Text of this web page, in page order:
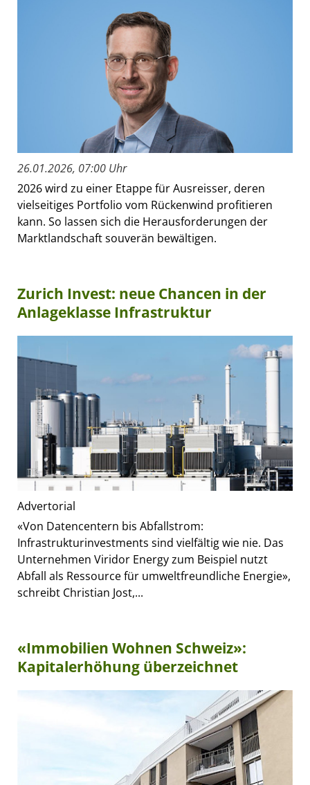
26.01.2026, 07:00 Uhr
2026 wird zu einer Etappe für Ausreisser, deren
vielseitiges Portfolio vom Rückenwind profitieren
kann. So lassen sich die Herausforderungen der
Marktlandschaft souverän bewältigen.
Zurich Invest: neue Chancen in der
Anlageklasse Infrastruktur
Advertorial
«Von Datencentern bis Abfallstrom:
Infrastrukturinvestments sind vielfältig wie nie. Das
Unternehmen Viridor Energy zum Beispiel nutzt
Abfall als Ressource für umweltfreundliche Energie»,
schreibt Christian Jost,...
«Immobilien Wohnen Schweiz»:
Kapitalerhöhung überzeichnet